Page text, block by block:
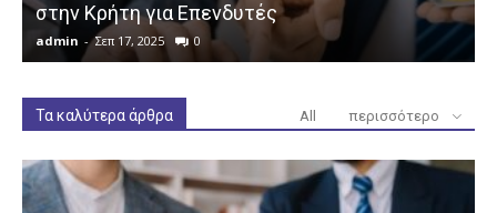
στην Κρήτη για Επενδυτές
admin - Σεπ 17, 2025 0
Τα καλύτερα άρθρα All περισσότερο